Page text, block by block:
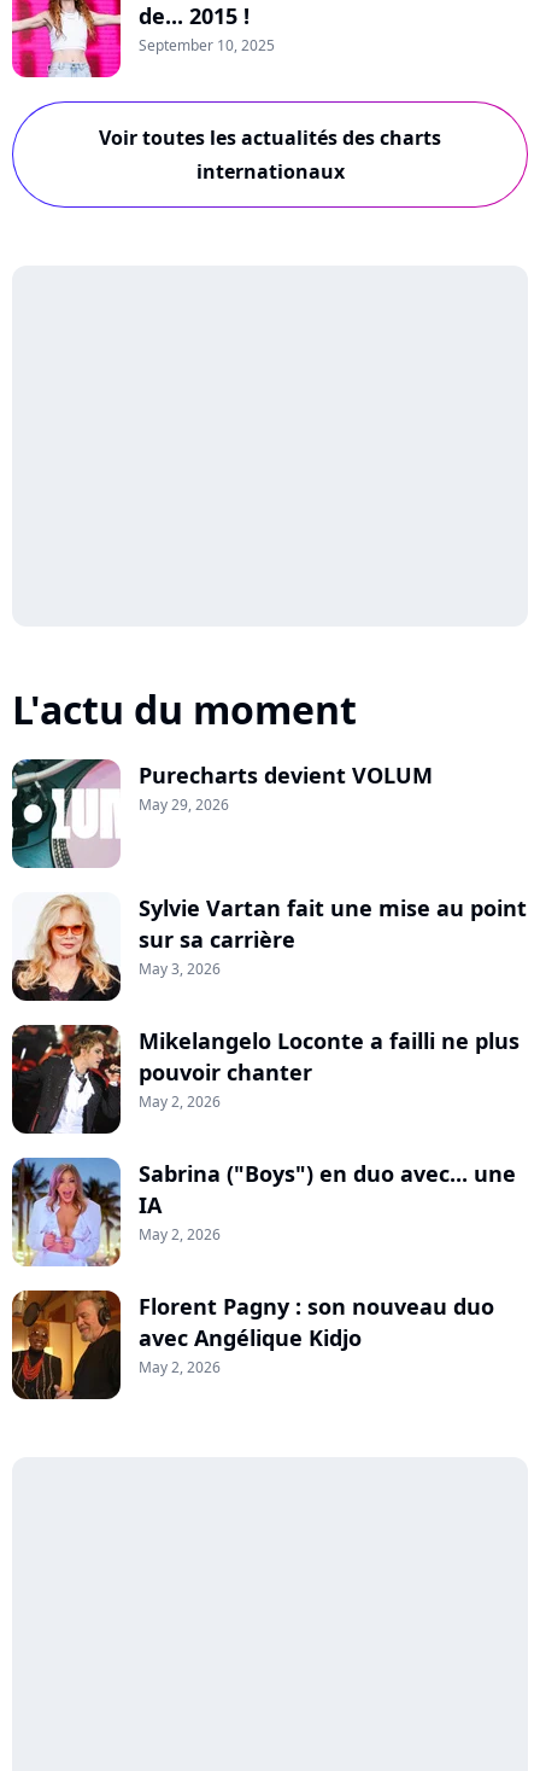
de... 2015 !
September 10, 2025
Voir toutes les actualités des charts
internationaux
L'actu du moment
Purecharts devient VOLUM
May 29, 2026
Sylvie Vartan fait une mise au point
sur sa carrière
May 3, 2026
Mikelangelo Loconte a failli ne plus
pouvoir chanter
May 2, 2026
Sabrina ("Boys") en duo avec... une
IA
May 2, 2026
Florent Pagny : son nouveau duo
avec Angélique Kidjo
May 2, 2026